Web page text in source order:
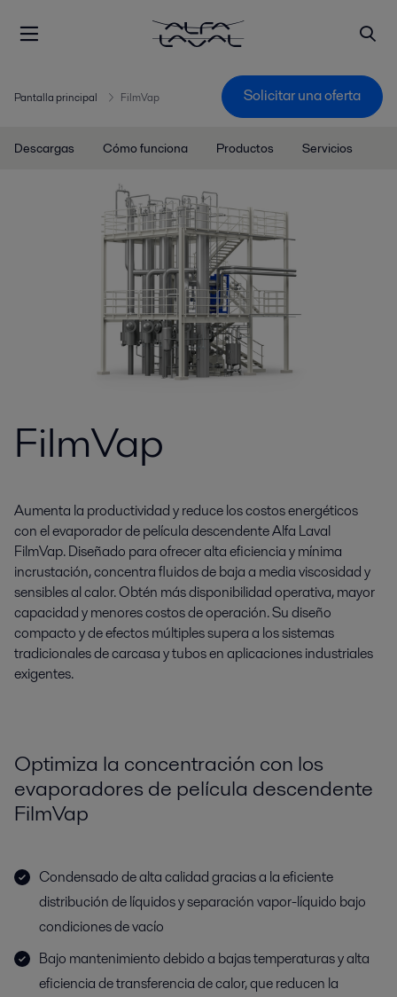
Pantalla principal FilmVap Solicitar una oferta
Descargas Cómo funciona Productos Servicios
FilmVap
Aumenta la productividad y reduce los costos energéticos
con el evaporador de película descendente Alfa Laval
FilmVap. Diseñado para ofrecer alta eficiencia y mínima
incrustación, concentra fluidos de baja a media viscosidad y
sensibles al calor. Obtén más disponibilidad operativa, mayor
capacidad y menores costos de operación. Su diseño
compacto y de efectos múltiples supera a los sistemas
tradicionales de carcasa y tubos en aplicaciones industriales
exigentes.
Optimiza la concentración con los
evaporadores de película descendente
FilmVap
Condensado de alta calidad gracias a la eficiente
distribución de líquidos y separación vapor-líquido bajo
condiciones de vacío
Bajo mantenimiento debido a bajas temperaturas y alta
eficiencia de transferencia de calor, que reducen la